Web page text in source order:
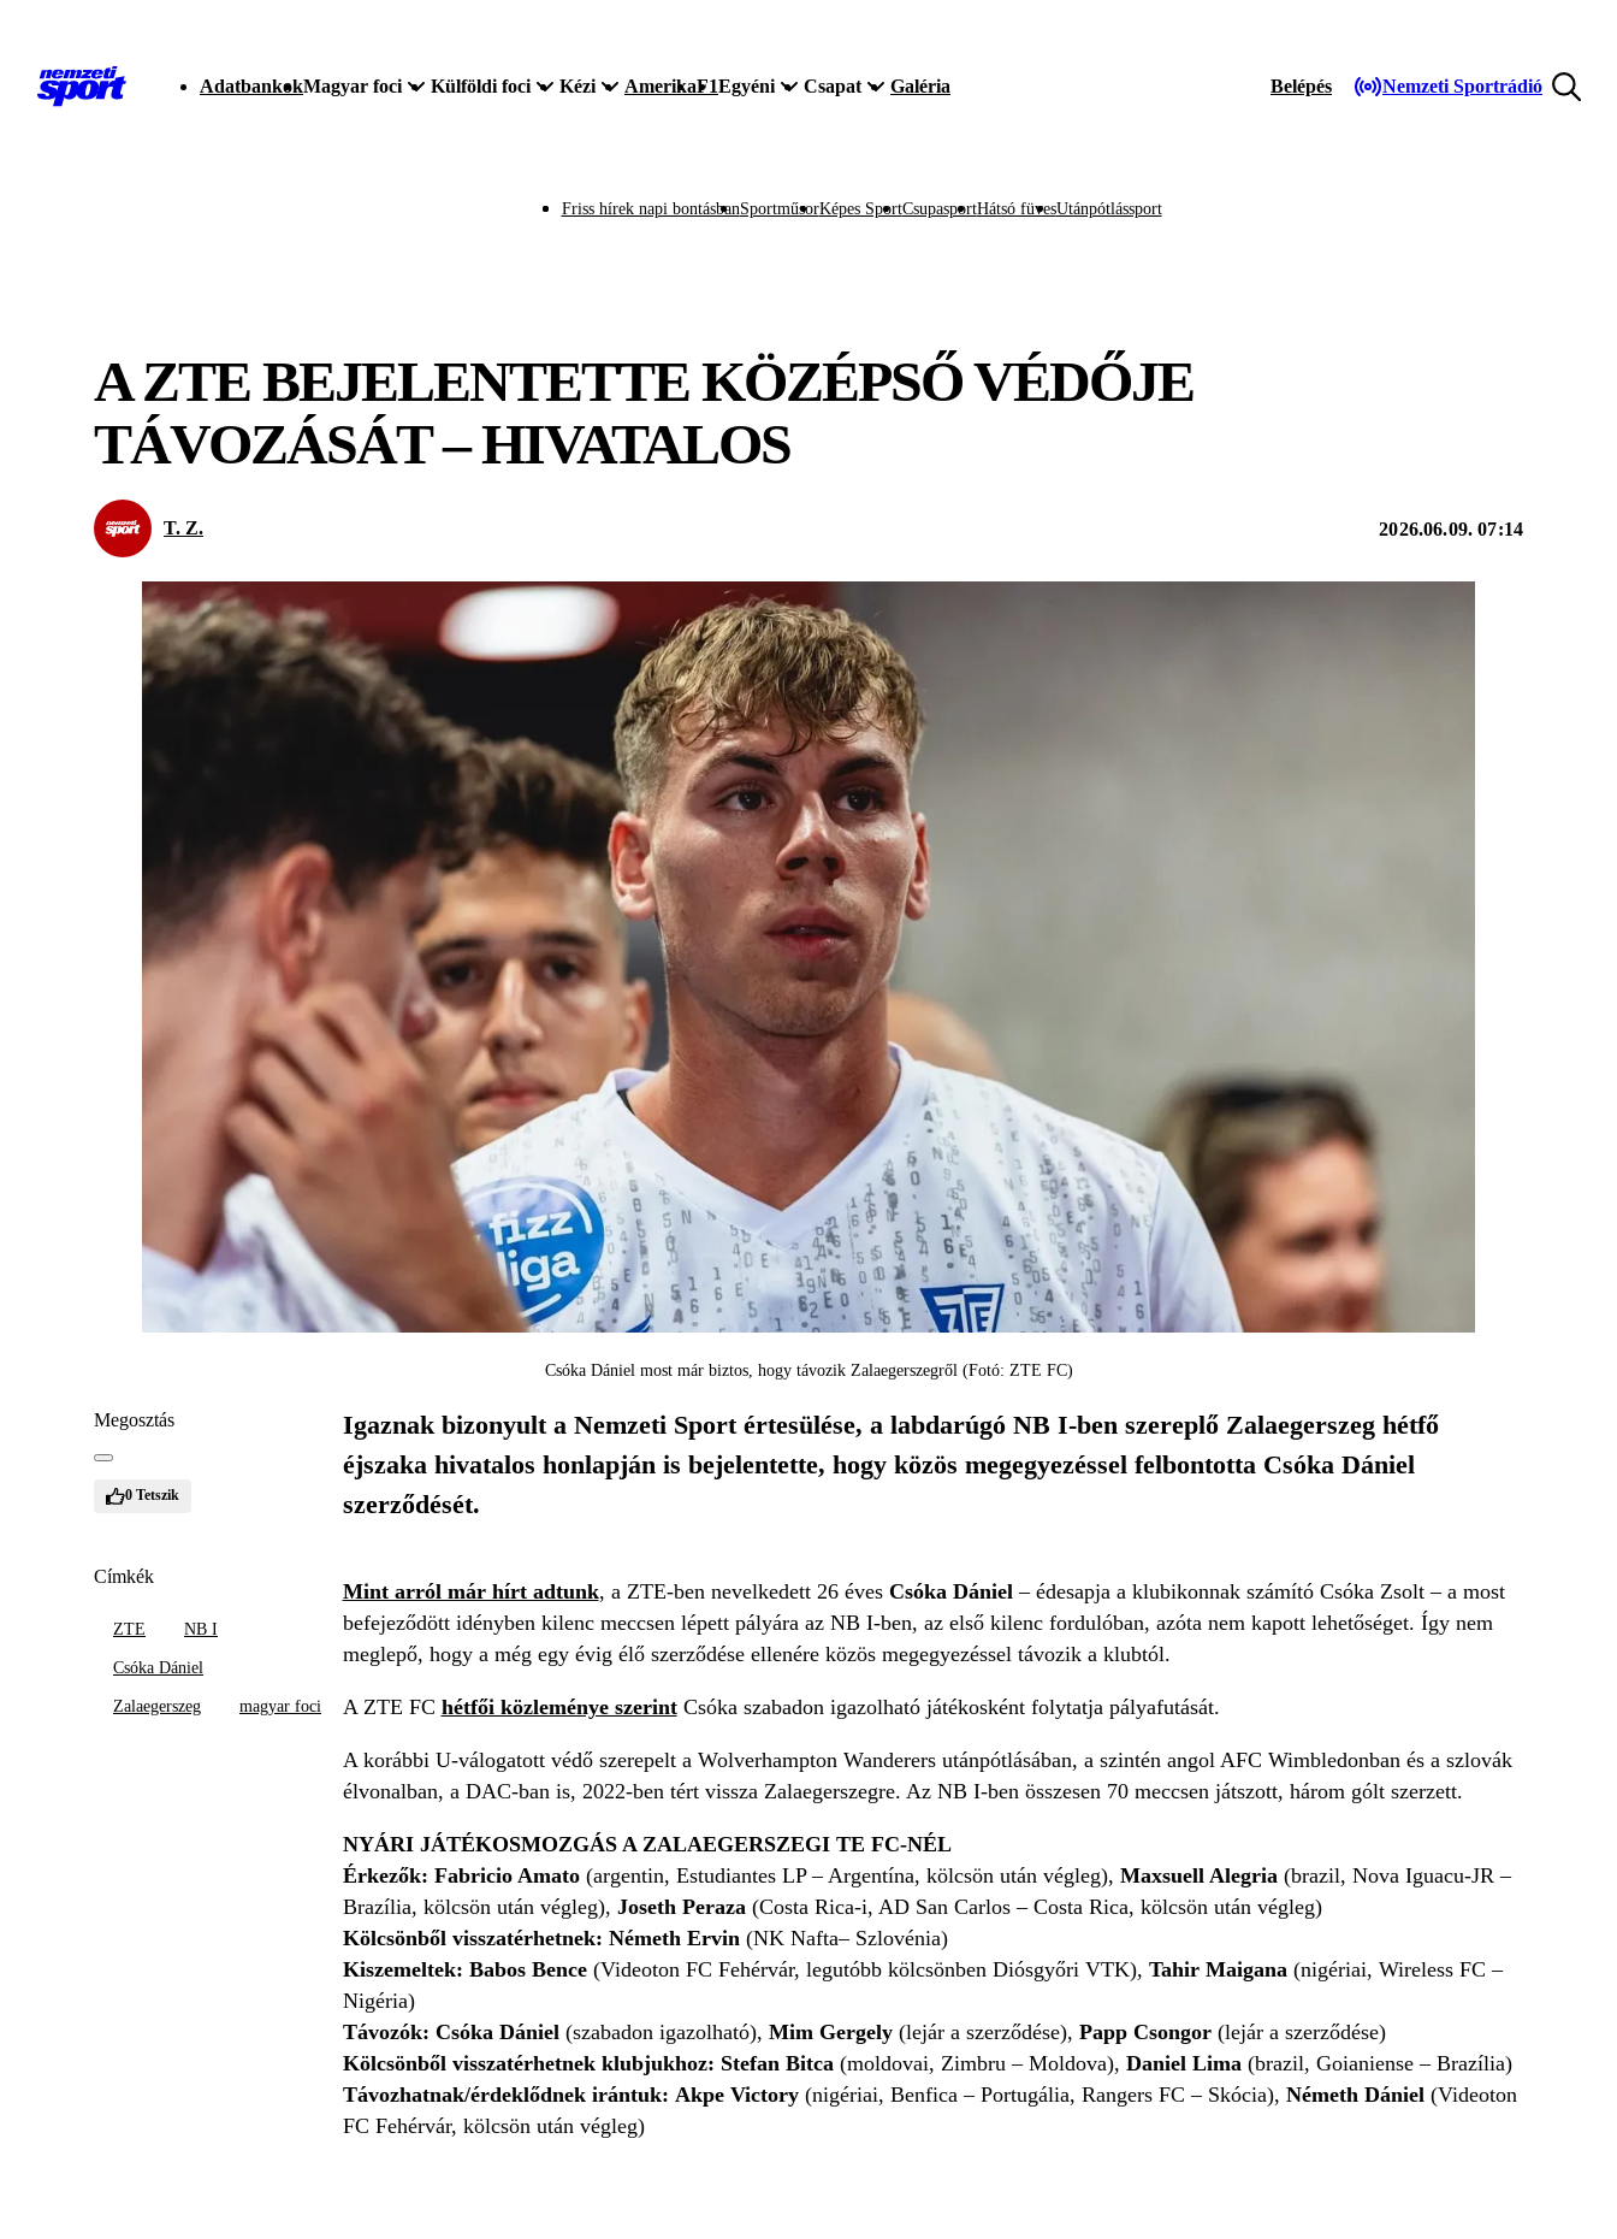
AdatbankokMagyar foci Külföldi foci Kézi AmerikaF1Egyéni Csapat Galéria Belépés Nemzeti Sportrádió
Friss hírek napi bontásbanSportműsorKépes SportCsupasportHátsó füvesUtánpótlássport
A ZTE BEJELENTETTE KÖZÉPSŐ VÉDŐJE
TÁVOZÁSÁT – HIVATALOS
T. Z. 2026.06.09. 07:14
Csóka Dániel most már biztos, hogy távozik Zalaegerszegről (Fotó: ZTE FC)
Megosztás
0 Tetszik
Címkék
ZTE NB I
Csóka Dániel
Zalaegerszeg magyar foci
Igaznak bizonyult a Nemzeti Sport értesülése, a labdarúgó NB I-ben szereplő Zalaegerszeg hétfő
éjszaka hivatalos honlapján is bejelentette, hogy közös megegyezéssel felbontotta Csóka Dániel
szerződését.
Mint arról már hírt adtunk, a ZTE-ben nevelkedett 26 éves Csóka Dániel– édesapja a klubikonnak számító Csóka Zsolt – a most
befejeződött idényben kilenc meccsen lépett pályára az NB I-ben, az első kilenc fordulóban, azóta nem kapott lehetőséget. Így nem
meglepő, hogy a még egy évig élő szerződése ellenére közös megegyezéssel távozik a klubtól.
A ZTE FC hétfői közleménye szerintCsóka szabadon igazolható játékosként folytatja pályafutását.
A korábbi U-válogatott védő szerepelt a Wolverhampton Wanderers utánpótlásában, a szintén angol AFC Wimbledonban és a szlovák
élvonalban, a DAC-ban is, 2022-ben tért vissza Zalaegerszegre. Az NB I-ben összesen 70 meccsen játszott, három gólt szerzett.
NYÁRI JÁTÉKOSMOZGÁS A ZALAEGERSZEGI TE FC-NÉL
Érkezők: Fabricio Amato(argentin, Estudiantes LP – Argentína, kölcsön után végleg), Maxsuell Alegria (brazil, Nova Iguacu-JR –
Brazília, kölcsön után végleg), Joseth Peraza (Costa Rica-i, AD San Carlos – Costa Rica, kölcsön után végleg)
Kölcsönből visszatérhetnek: Németh Ervin (NK Nafta– Szlovénia)
Kiszemeltek: Babos Bence (Videoton FC Fehérvár, legutóbb kölcsönben Diósgyőri VTK), Tahir Maigana (nigériai, Wireless FC –
Nigéria)
Távozók: Csóka Dániel (szabadon igazolható), Mim Gergely (lejár a szerződése), Papp Csongor(lejár a szerződése)
Kölcsönből visszatérhetnek klubjukhoz: Stefan Bitca (moldovai, Zimbru – Moldova), Daniel Lima (brazil, Goianiense – Brazília)
Távozhatnak/érdeklődnek irántuk: Akpe Victory (nigériai, Benfica – Portugália, Rangers FC – Skócia), Németh Dániel (Videoton
FC Fehérvár, kölcsön után végleg)